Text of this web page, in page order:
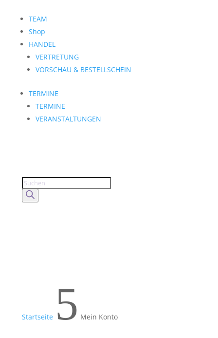
TEAM
Shop
HANDEL
VERTRETUNG
VORSCHAU & BESTELLSCHEIN
TERMINE
TERMINE
VERANSTALTUNGEN
Products
search
Startseite 5 Mein Konto